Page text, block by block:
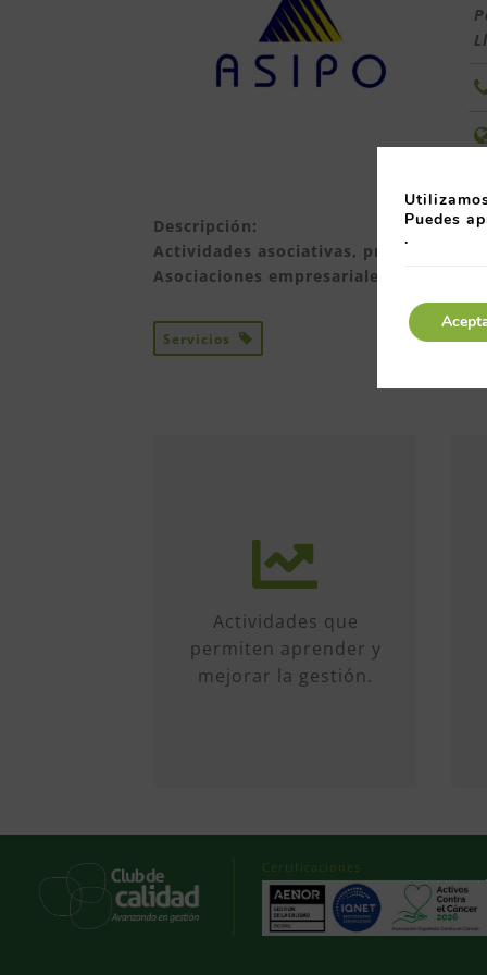
Descripción:
Actividades asociativas, promoción
Asociaciones empresariales o técnicas
Servicios
Actividades que
permiten aprender y
mejorar la gestión.
anuales de formato
diverso, sobre
múltiples temas.
Conferencias, talleres,
formación, etc...
Certificaciones
Puedes
.